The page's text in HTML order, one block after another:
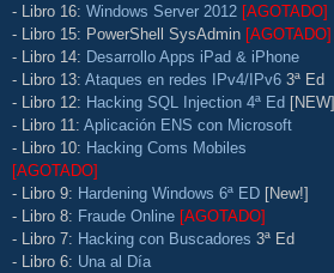
- Libro 16: Windows Server 2012 [AGOTADO]
- Libro 15: PowerShell SysAdmin [AGOTADO]
- Libro 14: Desarrollo Apps iPad & iPhone
- Libro 13: Ataques en redes IPv4/IPv6 3ª Ed
- Libro 12: Hacking SQL Injection 4ª Ed [NEW]
- Libro 11: Aplicación ENS con Microsoft
- Libro 10: Hacking Coms Mobiles
[AGOTADO]
- Libro 9: Hardening Windows 6ª ED [New!]
- Libro 8: Fraude Online [AGOTADO]
- Libro 7: Hacking con Buscadores 3ª Ed
- Libro 6: Una al Día